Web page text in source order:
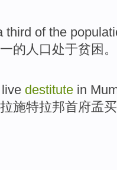
third of the
的 人口处于贫困。
live destitute in
施特拉邦首府孟买